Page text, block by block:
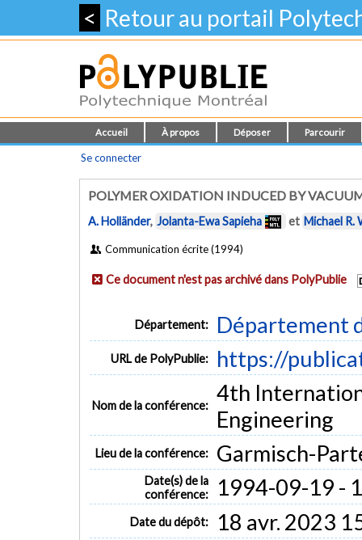
< Retour au portail
Accueil À propos Déposer Parcourir
Se connecter
POLYMER OXIDATION INDUCED BY
A. Holländer, Jolanta-Ewa Sapieha et Michael R.
Communication écrite (1994)
Ce document n'est pas archivé dans PolyPublie
Département: Département
URL de PolyPublie: https://
Nom de la conférence: 4th
Engineering
Lieu de la conférence: Garmisch-
Date(s) de la
conférence:
1994-09-19 -
Date du dépôt: 18 avr. 2023